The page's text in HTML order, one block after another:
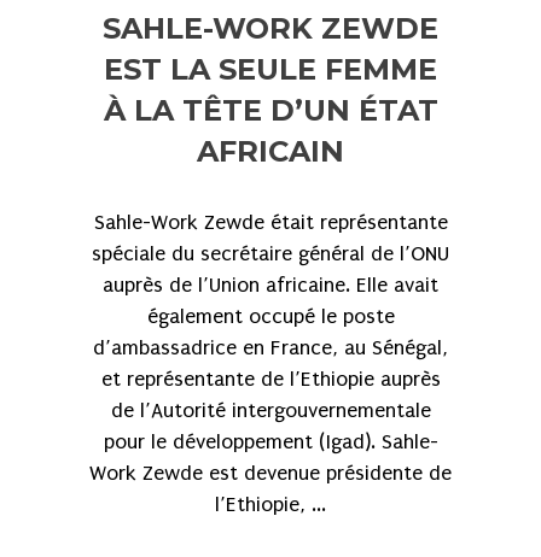
SAHLE-WORK ZEWDE
EST LA SEULE FEMME
À LA TÊTE D’UN ÉTAT
AFRICAIN
Sahle-Work Zewde était représentante
spéciale du secrétaire général de l’ONU
auprès de l’Union africaine. Elle avait
également occupé le poste
d’ambassadrice en France, au Sénégal,
et représentante de l’Ethiopie auprès
de l’Autorité intergouvernementale
pour le développement (Igad). Sahle-
Work Zewde est devenue présidente de
l’Ethiopie, ...